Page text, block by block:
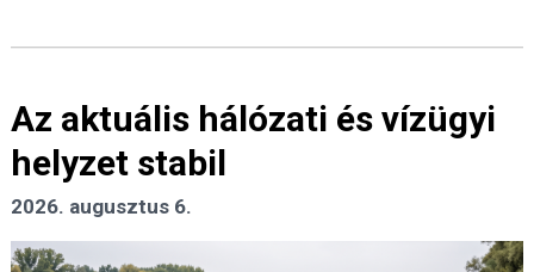
Az aktuális hálózati és vízügyi
helyzet stabil
2026. augusztus 6.